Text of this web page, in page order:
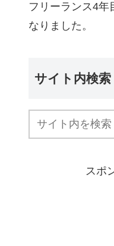
フリーランス4年
なりました。
サイト内検索
スポ